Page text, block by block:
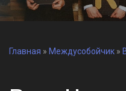
Главная » Междусобойчик »